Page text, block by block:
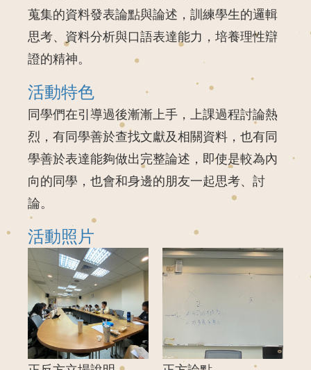
蒐集的資料發表論點與論述，訓練學生的邏輯
思考、資料分析與口語表達能力，培養理性辯
證的精神。
活動特色
同學們在引導過後漸漸上手，上課過程討論熱
烈，有同學善於查找文獻及相關資料，也有同
學善於表達能夠做出完整論述，即使是較為內
向的同學，也會和身邊的朋友一起思考、討
論。
活動照片